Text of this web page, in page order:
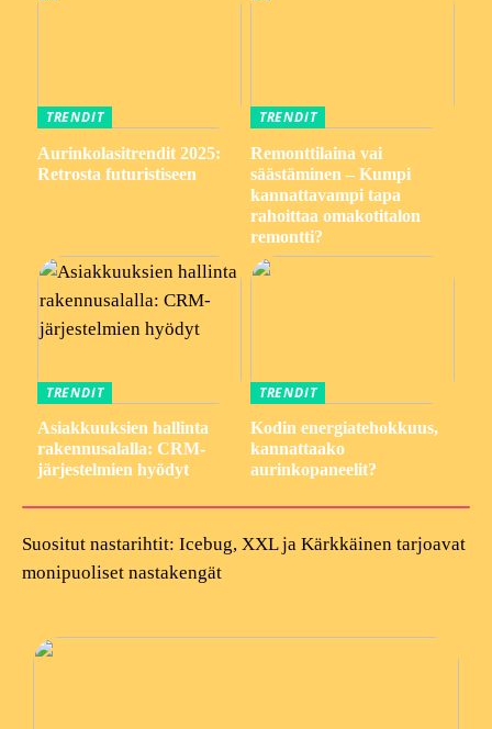
TRENDIT
Aurinkolasitrendit 2025:
Retrosta futuristiseen
TRENDIT
Remonttilaina vai
säästäminen – Kumpi
kannattavampi tapa
rahoittaa omakotitalon
remontti?
TRENDIT
Asiakkuuksien hallinta
rakennusalalla: CRM-
järjestelmien hyödyt
TRENDIT
Kodin energiatehokkuus,
kannattaako
aurinkopaneelit?
Suositut nastarihtit: Icebug, XXL ja Kärkkäinen tarjoavat
monipuoliset nastakengät